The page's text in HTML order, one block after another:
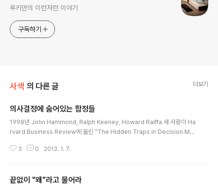
루키만의 이런저런 이야기
구독하기
사색 의 다른 글 더보기
의사결정에 숨어있는 함정들
1998년 John Hammond, Ralph Keeney, Howard Raiffa 세 사람이 Ha
rvard Business Review에 올린 "The Hidden Traps in Decision Mak
생할 수 있는 함정들을 설명하고 이에 대한 대처 방안들을 정리해 놓은 문서인
수치나 정보의 영향을 받아서 다음 결정을 내리는 실수를 많이 한다는 것입니
3 0 2013. 1. 7.
끝없이 "왜"라고 물어라